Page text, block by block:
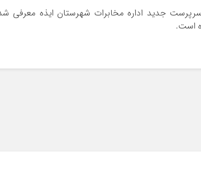
جدید اداره مخابرات شهرستان ایذه معرفی
است‌.